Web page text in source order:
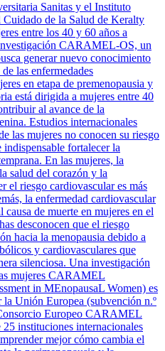
Sanitas y el Instituto
de la Salud de Keralty
entre los 40 y 60 años a
CARAMEL-OS, un
generar nuevo conocimiento
las enfermedades
en etapa de premenopausia y
está dirigida a mujeres entre 40
al avance de la
Estudios internacionales
las mujeres no conocen su riesgo
fortalecer la
En las mujeres, la
salud del corazón y la
el riesgo cardiovascular es más
la enfermedad cardiovascular
de muerte en mujeres en el
desconocen que el riesgo
hacia la menopausia debido a
y cardiovasculares que
silenciosa. Una investigación
mujeres CARAMEL
in MEnopausaL Women) es
Unión Europea (subvención n.º
Europeo CARAMEL
instituciones internacionales
mejor cómo cambia el